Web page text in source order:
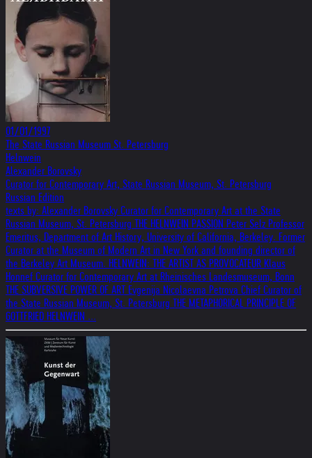
01/01/1997
The State Russian Museum St. Petersburg
Helnwein
Alexander Borovsky
Curator for Contemporary Art, State Russian Museum, St. Petersburg
Russian Edition
texts by: Alexander Borovsky Curator for Contemporary Art at the State
Russian Museum, St. Petersburg THE HELNWEIN PASSION Peter Selz Professor
Emeritus, Department of Art History, University of California, Berkeley. Former
Curator at the Museum of Modern Art in New York and founding director of
the Berkeley Art Museum. HELNWEIN: THE ARTIST AS PROVOCATEUR Klaus
Honnef Curator for Contemporary Art at Rheinisches Landesmuseum, Bonn
THE SUBVERSIVE POWER OF ART Evgenija Nicolaevna Petrova Chief Curator of
the State Russian Museum, St. Petersburg THE METAPHORICAL PRINCIPLE OF
GOTTFRIED HELNWEIN ...